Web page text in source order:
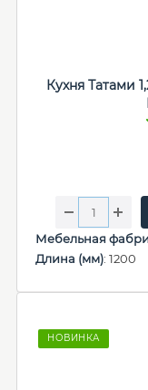
Кухня Татами
Мебельная
Длина (мм): 1200
НОВИНКА